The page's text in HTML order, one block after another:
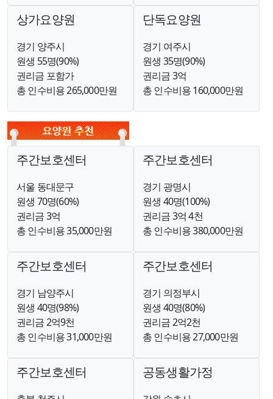
상가요양원
경기 양주시
원생 55명(90%)
권리금 포함가
총 인수비용 265,000만원
단독요양원
경기 여주시
원생 35명(90%)
권리금 3억
총 인수비용 160,000만원
주간보호센터
서울 동대문구
원생 70명(60%)
권리금 3억
총 인수비용 35,000만원
주간보호센터
경기 광명시
원생 40명(100%)
권리금 3억 4천
총 인수비용 380,000만원
주간보호센터
경기 남양주시
원생 40명(98%)
권리금 2억9천
총 인수비용 31,000만원
주간보호센터
경기 의정부시
원생 40명(80%)
권리금 2억2천
총 인수비용 27,000만원
주간보호센터 공동생활가정